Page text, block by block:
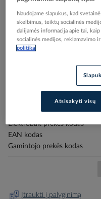
Kaltas taškiniam
PSPM-SDS250 -
Elektrobalt prekės kodas
EAN kodas
Gamintojo prekės kodas
Įtraukti į palyginimą
Naudojame slapukus, kad
skelbimus, teiktų socialinės
dalijamės informacija apie tai,
socialinės medijos, reklamavimo
politika
Atsisakyti visų